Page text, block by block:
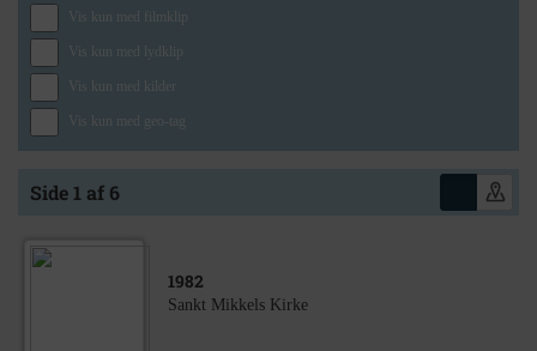
Vis kun med filmklip
Vis kun med lydklip
Vis kun med kilder
Vis kun med geo-tag
Side 1 af 6
1982
Sankt Mikkels Kirke